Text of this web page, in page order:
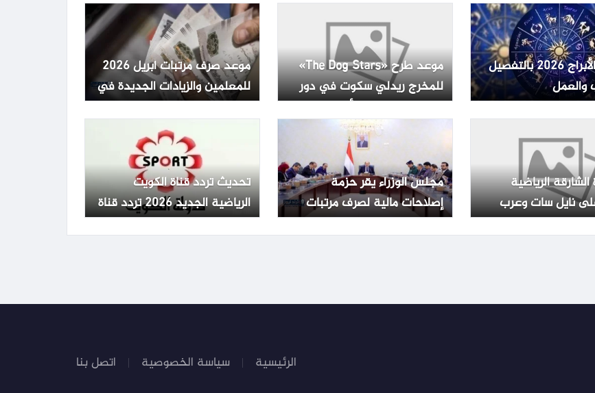
توقعات الأبراج 2026 بالتفصيل
موعد طرح «The Dog Stars»
للمخرج ريدلي سكوت في دور
العرض المصرية – الأسبوع
موعد صرف مرتبات أبريل 2026
للمعلمين والزيادات الجديدة في
مصر
الشارقة الرياضية
نايل سات وعرب
مجلس الوزراء يقر حزمة
إصلاحات مالية لصرف مرتبات
موظفي الدولة
تحديث تردد قناة الكويت
الرياضية الجديد 2026 تردد قناة
الكويت الرياضية Kuwait Sports
الرئيسية سياسة الخصوصية اتصل بنا